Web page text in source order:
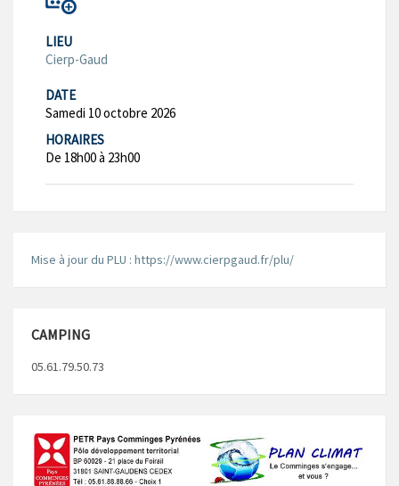
LIEU
Cierp-Gaud
DATE
Samedi 10 octobre 2026
HORAIRES
De 18h00 à 23h00
Mise à jour du PLU : https://www.cierpgaud.fr/plu/
CAMPING
05.61.79.50.73